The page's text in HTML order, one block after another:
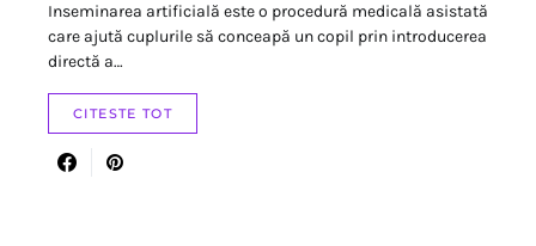
Inseminarea artificială este o procedură medicală asistată
care ajută cuplurile să conceapă un copil prin introducerea
directă a…
CITESTE TOT